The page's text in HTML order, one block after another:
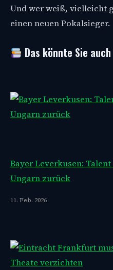
Und wer weiß, vielleicht
einen neuen Pokalsieger.
Das könnte Sie
Bayer Leverkusen:
Ungarn zurück
11. Feb. 2026